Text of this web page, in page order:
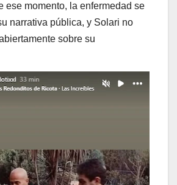
ese momento, la enfermedad se
narrativa pública, y Solari no
sobre su